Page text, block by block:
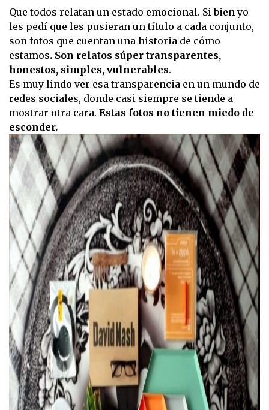
Que todos relatan un estado emocional. Si bien yo
les pedí que les pusieran un título a cada conjunto,
son fotos que cuentan una historia de cómo
estamos. Son relatos súper transparentes,
honestos, simples, vulnerables.
Es muy lindo ver esa transparencia en un mundo de
redes sociales, donde casi siempre se tiende a
mostrar otra cara. Estas fotos no tienen miedo de
esconder.